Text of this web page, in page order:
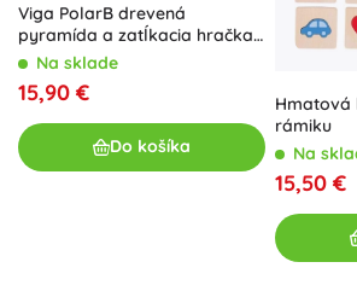
Viga PolarB drevená
pyramída a zatĺkacia hračka
s kladivkom Líška Montessori
Na sklade
15,90 €
Do košíka
Hmatová
rámiku
Na
15,50 €